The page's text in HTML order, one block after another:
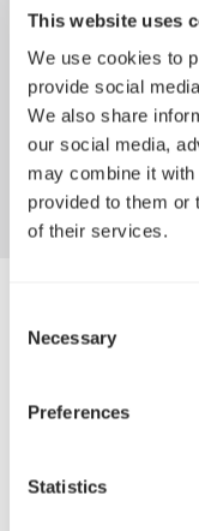
This website uses
We use cookies to
provide social
We also share
our social media,
may combine it with
provided to them or
of their services.
Selection
Necessary
Preferences
Statistics
Torrent